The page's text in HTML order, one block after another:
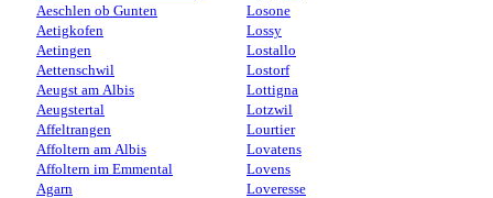
Aeschlen ob Gunten
Aetigkofen
Aetingen
Aettenschwil
Aeugst am Albis
Aeugstertal
Affeltrangen
Affoltern am Albis
Affoltern im Emmental
Agarn
Losone
Lossy
Lostallo
Lostorf
Lottigna
Lotzwil
Lourtier
Lovatens
Lovens
Loveresse